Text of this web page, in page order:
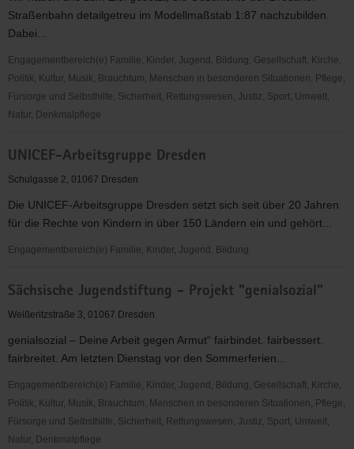
Straßenbahn detailgetreu im Modellmaßstab 1:87 nachzubilden.
Dabei...
Engagementbereich(e) Familie, Kinder, Jugend, Bildung, Gesellschaft, Kirche,
Politik, Kultur, Musik, Brauchtum, Menschen in besonderen Situationen, Pflege,
Fürsorge und Selbsthilfe, Sicherheit, Rettungswesen, Justiz, Sport, Umwelt,
Natur, Denkmalpflege
der
DVB
e.V.
UNICEF-Arbeitsgruppe Dresden
Schulgasse 2, 01067 Dresden
Die UNICEF-Arbeitsgruppe Dresden setzt sich seit über 20 Jahren
für die Rechte von Kindern in über 150 Ländern ein und gehört...
Engagementbereich(e) Familie, Kinder, Jugend, Bildung
Arbeitsgruppe
Dresden
Sächsische Jugendstiftung - Projekt "genialsozial"
Weißeritzstraße 3, 01067 Dresden
genialsozial – Deine Arbeit gegen Armut“ fairbindet. fairbessert.
fairbreitet. Am letzten Dienstag vor den Sommerferien...
Engagementbereich(e) Familie, Kinder, Jugend, Bildung, Gesellschaft, Kirche,
Politik, Kultur, Musik, Brauchtum, Menschen in besonderen Situationen, Pflege,
Fürsorge und Selbsthilfe, Sicherheit, Rettungswesen, Justiz, Sport, Umwelt,
Natur, Denkmalpflege